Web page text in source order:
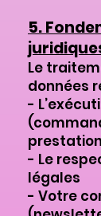
5.
Le
données
-
- Le
légales
- Votre